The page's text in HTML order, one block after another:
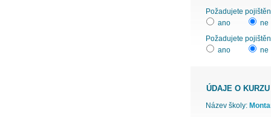
ano
ne
Požadujete
ano
ne
ÚDAJE O KURZU
Název školy: